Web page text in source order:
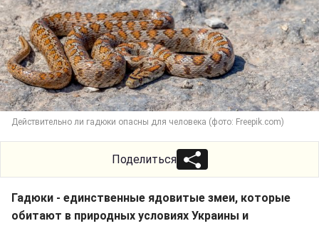
Действительно ли гадюки опасны для человека (фото: Freepik.com)
Поделиться
Гадюки - единственные ядовитые змеи, которые
обитают в природных условиях Украины и